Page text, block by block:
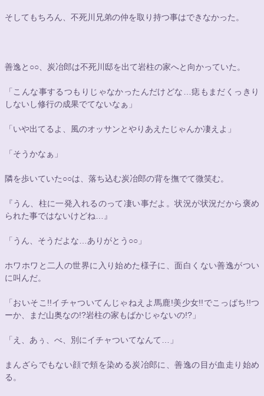
そしてもちろん、不死川兄弟の仲を取り持つ事はできなかった。
善逸と ○○ 、炭冶郎は不死川邸を出て岩柱の家へと向かっていた。
「こんな事するつもりじゃなかったんだけどな…痣もまだくっきり
しないし修行の成果でてないなぁ」
「いや出てるよ、風のオッサンとやりあえたじゃんか凄えよ」
「そうかなぁ」
隣を歩いていた○○は、落ち込む炭冶郎の背を撫でて微笑む。
『うん、柱に一発入れるのって凄い事だよ。状況が状況だから褒め
られた事ではないけどね…』
「うん、そうだよな…ありがとう ○○ 」
ホワホワと二人の世界に入り始めた様子に、面白くない善逸がつい
に叫んだ。
「おいそこ!!イチャついてんじゃねえよ馬鹿!美少女!!でこっぱち!!つ
ーか、まだ山奥なの!?岩柱の家もばかじゃないの!?」
「え、あぅ、べ、別にイチャついてなんて…」
まんざらでもない顔で頬を染める炭冶郎に、善逸の目が血走り始め
る。